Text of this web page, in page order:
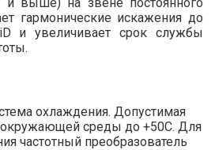
гармонические искажения до
и увеличивает срок службы
охлаждения. Допустимая
окружающей среды до +50С. Для
частотный преобразователь